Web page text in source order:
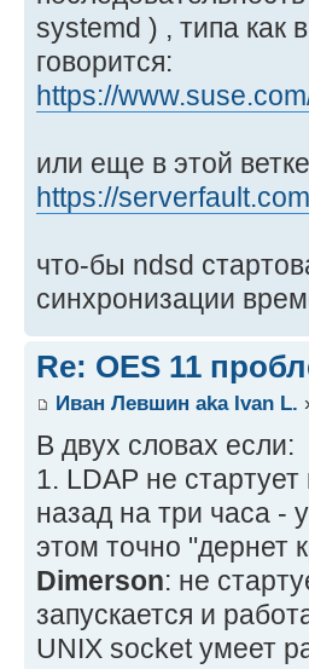
systemd ) , типа как
говорится:
https://
или еще в этой
https://
что-бы ndsd
синхронизации
Re: OES 11
Иван Левшин aka Ivan L.
В двух словах если:
1. LDAP не
назад на три часа -
этом точно "дернет
Dimerson: не
запускается и
UNIX socket умеет